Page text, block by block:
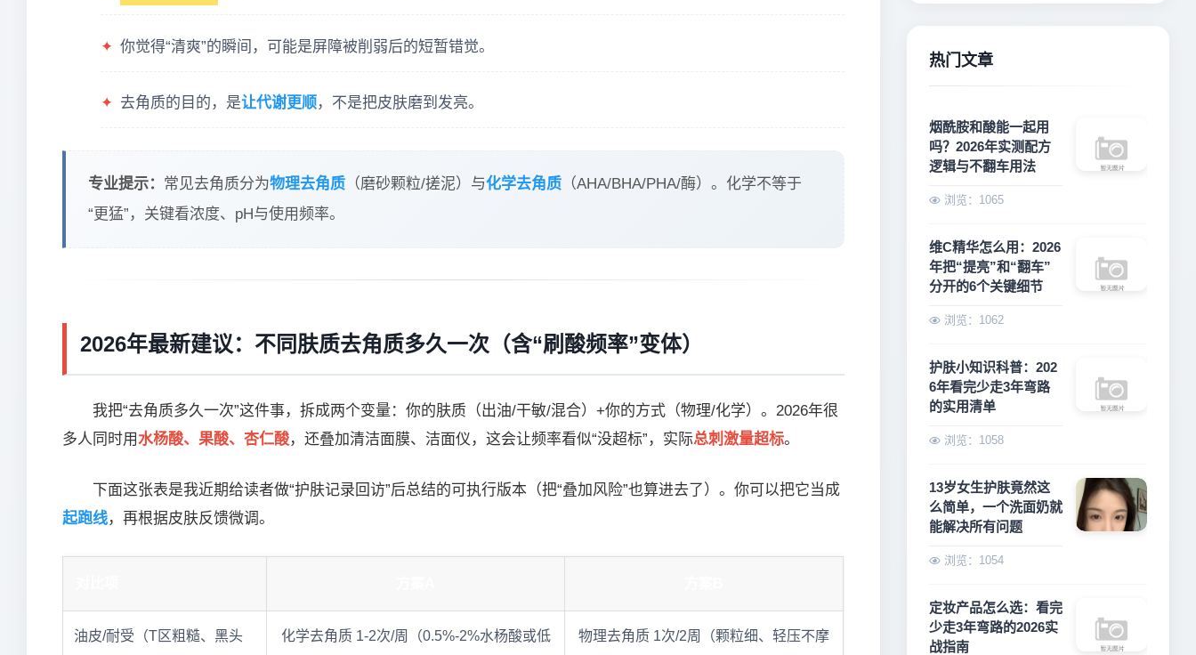
✦ 你觉得“清爽”的瞬间，可能是屏障被削弱后的短暂错觉。
✦ 去角质的目的，是让代谢更顺，不是把皮肤磨到发亮。
专业提示： 常见去角质分为物理去角质 （磨砂颗粒/搓泥）与化学去角质 （AHA/BHA/PHA/酶）。化学不等于
“更猛”，关键看浓度、pH与使用频率。
2026年最新建议：不同肤质去角质多久一次（含“刷酸频率”变体）
我把“去角质多久一次”这件事，拆成两个变量：你的肤质（出油/干敏/混合）+你的方式（物理/化学）。2026年很
多人同时用水杨酸、果酸、杏仁酸，还叠加清洁面膜、洁面仪，这会让频率看似“没超标”，实际总刺激量超标。
下面这张表是我近期给读者做“护肤记录回访”后总结的可执行版本（把“叠加风险”也算进去了）。你可以把它当成
起跑线，再根据皮肤反馈微调。
油皮/耐受（T区粗糙、黑头
化学去角质 1-2次/周（0.5%-2%水杨酸或低
物理去角质 1次/2周（颗粒细、轻压不摩
热门文章
烟酰胺和酸能一起用
吗？2026年实测配方
逻辑与不翻车用法
浏览：1065
维C精华怎么用：2026
年把“提亮”和“翻车”
分开的6个关键细节
浏览：1062
护肤小知识科普：202
6年看完少走3年弯路
的实用清单
浏览：1058
13岁女生护肤竟然这
么简单，一个洗面奶就
能解决所有问题
浏览：1054
定妆产品怎么选：看完
少走3年弯路的2026实
战指南